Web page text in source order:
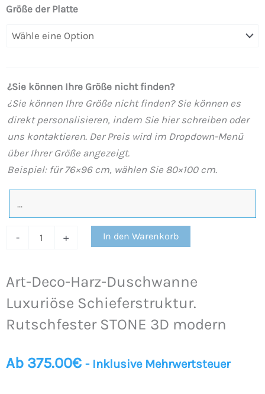
Art-Deco-Harz-Duschwanne
Luxuriöse Schieferstruktur.
Rutschfester STONE 3D modern
Ab 375.00€ - Inklusive Mehrwertsteuer
Größe der Platte
¿Sie können Ihre Größe nicht finden?
¿Sie können Ihre Größe nicht finden? Sie können es
direkt personalisieren, indem Sie hier schreiben oder
uns kontaktieren. Der Preis wird im Dropdown-Menü
über Ihrer Größe angezeigt.
Beispiel: für 76×96 cm, wählen Sie 80×100 cm.
-
Art-
Harz-
Schieferstruktur.
Rutschfester
STONE
3D
modern
Menge
+ In den Warenkorb